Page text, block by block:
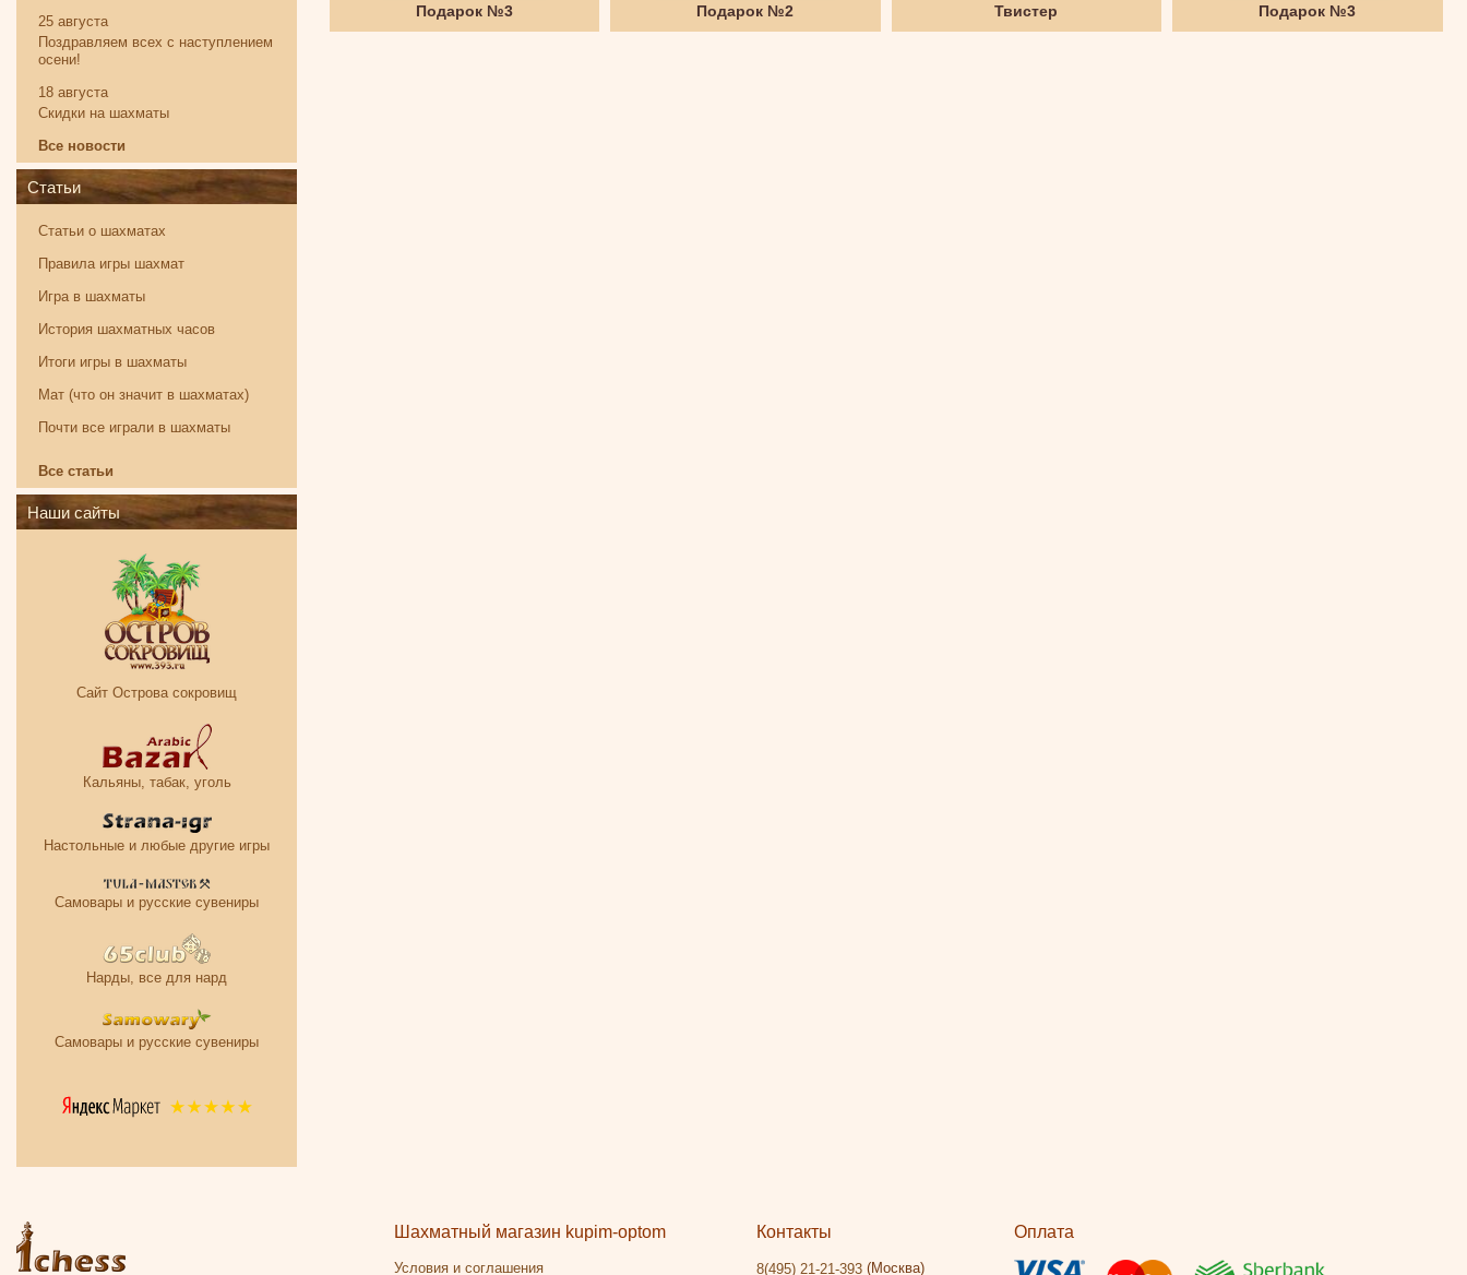
Подарок №3 Подарок №2 Твистер Подарок №3
25 августа
Поздравляем всех с наступлением
осени!
18 августа
Скидки на шахматы
Все новости
Статьи
Статьи о шахматах
Правила игры шахмат
Игра в шахматы
История шахматных часов
Итоги игры в шахматы
Мат (что он значит в шахматах)
Почти все играли в шахматы
Все статьи
Наши сайты
Сайт Острова сокровищ
Кальяны, табак, уголь
Настольные и любые другие игры
Самовары и русские сувениры
Нарды, все для нард
Самовары и русские сувениры
Шахматный магазин kupim-optom
Условия и соглашения
Контакты
8(495) 21-21-393(Москва)
Оплата